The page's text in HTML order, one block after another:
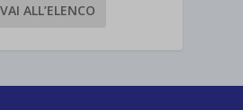
VAI ALL’ELENCO